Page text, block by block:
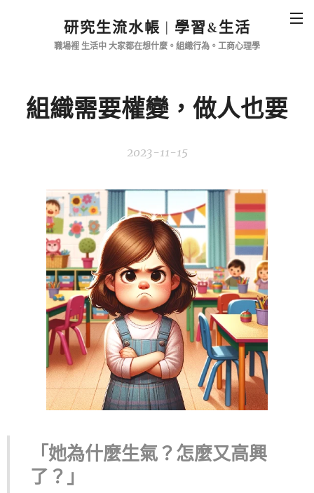
研究生流水帳 | 學習&生活
職場裡 生活中 大家都在想什麼。 組織行為。工商心理學
組織需要權變，做人也要
2023-11-15
「她為什麼生氣？怎麼又高興
了？」